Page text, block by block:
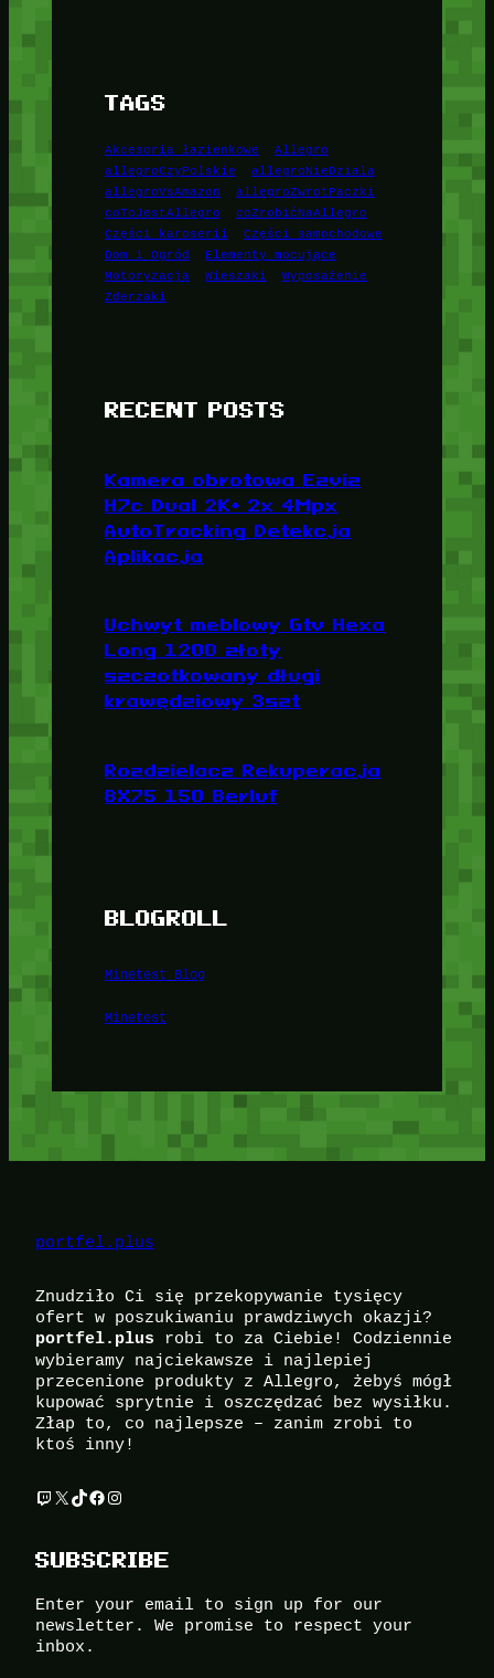
TAGS
Akcesoria łazienkowe
Allegro
allegroCzyPolskie
allegroNieDziala
allegroVsAmazon
allegroZwrotPaczki
coToJestAllegro
coZrobićNaAllegro
Części karoserii
Części samochodowe
Dom i Ogród
Elementy mocujące
Motoryzacja
Wieszaki
Wyposażenie
Zderzaki
RECENT POSTS
Kamera obrotowa Ezviz
H7c Dual 2K+ 2x 4Mpx
AutoTracking Detekcja
Aplikacja
Uchwyt meblowy Gtv Hexa
Long 1200 złoty
szczotkowany długi
krawędziowy 3szt
Rozdzielacz Rekuperacja
8X75 150 Berluf
BLOGROLL
Minetest Blog
Minetest
portfel.plus
Znudziło Ci się przekopywanie tysięcy
ofert w poszukiwaniu prawdziwych okazji?
portfel.plus robi to za Ciebie! Codziennie
wybieramy najciekawsze i najlepiej
przecenione produkty z Allegro, żebyś mógł
kupować sprytnie i oszczędzać bez wysiłku.
Złap to, co najlepsze – zanim zrobi to
ktoś inny!
Twitch X TikTok Facebook Instagram
SUBSCRIBE
Enter your email to sign up for our
newsletter. We promise to respect your
inbox.